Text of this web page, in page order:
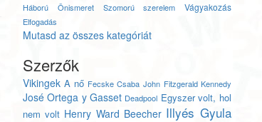
Háború Önismeret Szomorú szerelem Vágyakozás
Elfogadás
Mutasd az összes kategóriát
Szerzők
Vikingek A nő Fecske Csaba John Fitzgerald Kennedy
José Ortega y Gasset Deadpool Egyszer volt, hol
nem volt Henry Ward Beecher Illyés Gyula